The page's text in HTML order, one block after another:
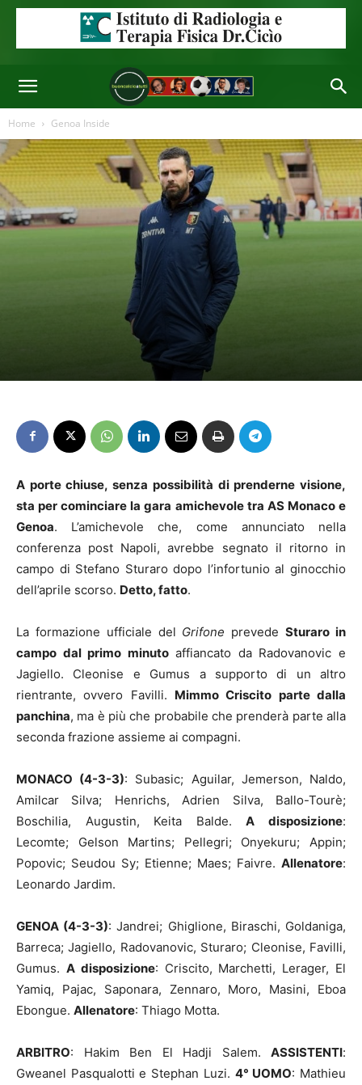
Home Genoa Inside
A porte chiuse, senza possibilità di prenderne visione,
sta per cominciare la gara amichevole tra AS Monaco e
Genoa. L’amichevole che, come annunciato nella
conferenza post Napoli, avrebbe segnato il ritorno in
campo di Stefano Sturaro dopo l’infortunio al ginocchio
dell’aprile scorso. Detto, fatto.
La formazione ufficiale del Grifone prevedeSturaro in
campo dal primo minuto affiancato da Radovanovic e
Jagiello. Cleonise e Gumus a supporto di un altro
rientrante, ovvero Favilli. Mimmo Criscito parte dalla
panchina, ma è più che probabile che prenderà parte alla
seconda frazione assieme ai compagni.
MONACO (4-3-3): Subasic; Aguilar, Jemerson, Naldo,
Amilcar Silva; Henrichs, Adrien Silva, Ballo-Tourè;
Boschilia, Augustin, Keita Balde.A disposizione:
Lecomte; Gelson Martins; Pellegri; Onyekuru; Appin;
Popovic; Seudou Sy; Etienne; Maes; Faivre. Allenatore:
Leonardo Jardim.
GENOA (4-3-3): Jandrei; Ghiglione, Biraschi, Goldaniga,
Barreca; Jagiello, Radovanovic, Sturaro; Cleonise, Favilli,
Gumus. A disposizione: Criscito, Marchetti, Lerager, El
Yamiq, Pajac, Saponara, Zennaro, Moro, Masini, Eboa
Ebongue. Allenatore: Thiago Motta.
ARBITRO: Hakim Ben El Hadji Salem. ASSISTENTI:
Gweanel Pasqualotti e Stephan Luzi. 4° UOMO: Mathieu